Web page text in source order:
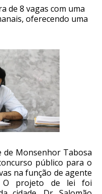
de 8 vagas com uma
oferecendo uma
de Monsenhor Tabosa
público para o
na função de agente
O projeto de lei foi